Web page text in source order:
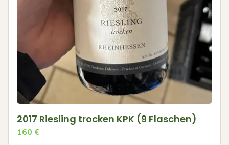
2017 Riesling trocken KPK (9 Flaschen)
160 €